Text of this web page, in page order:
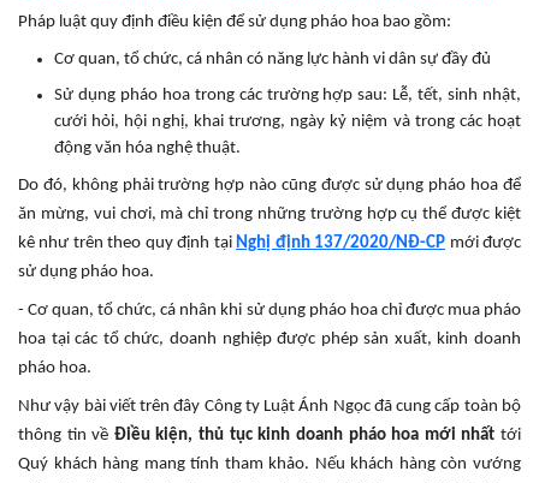
Pháp luật quy định điều kiện để sử dụng pháo hoa bao gồm:
Cơ quan, tổ chức, cá nhân có năng lực hành vi dân sự đầy đủ
Sử dụng pháo hoa trong các trường hợp sau: Lễ, tết, sinh nhật,
cưới hỏi, hội nghị, khai trương, ngày kỷ niệm và trong các hoạt
động văn hóa nghệ thuật.
Do đó, không phải trường hợp nào cũng được sử dụng pháo hoa để
ăn mừng, vui chơi, mà chỉ trong những trường hợp cụ thể được kiệt
kê như trên theo quy định tạiNghị định 137/2020/NĐ-CP mới được
sử dụng pháo hoa.
- Cơ quan, tổ chức, cá nhân khi sử dụng pháo hoa chỉ được mua pháo
hoa tại các tổ chức, doanh nghiệp được phép sản xuất, kinh doanh
pháo hoa.
Như vậy bài viết trên đây Công ty Luật Ánh Ngọc đã cung cấp toàn bộ
thông tin về Điều kiện, thủ tục kinh doanh pháo hoa mới nhất tới
Quý khách hàng mang tính tham khảo. Nếu khách hàng còn vướng